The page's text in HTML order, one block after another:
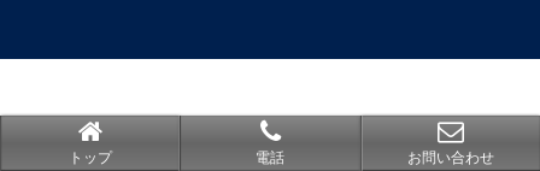
トップ 電話 お問い合わせ